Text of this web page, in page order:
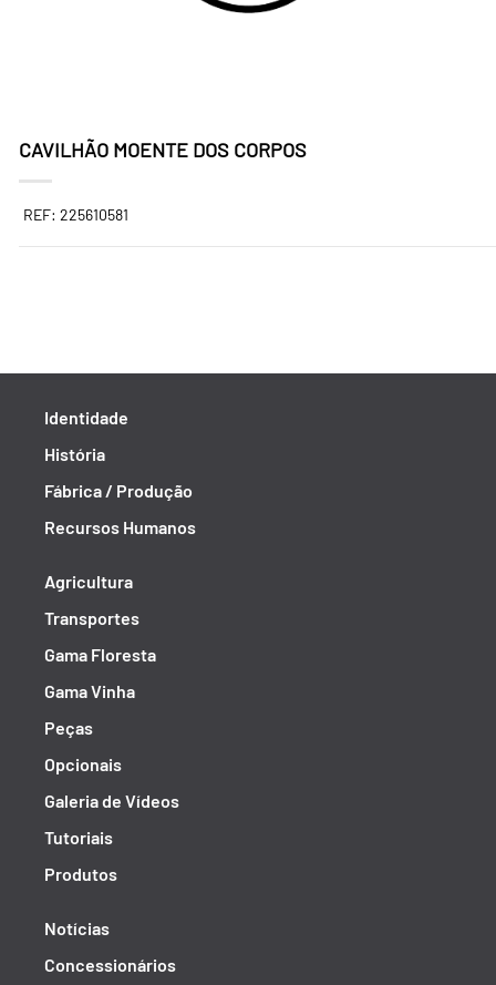
CAVILHÃO MOENTE DOS CORPOS
REF: 225610581
Identidade
História
Fábrica / Produção
Recursos Humanos
Agricultura
Transportes
Gama Floresta
Gama Vinha
Peças
Opcionais
Galeria de Vídeos
Tutoriais
Produtos
Notícias
Concessionários